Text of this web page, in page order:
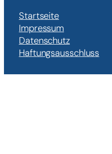
Startseite
Impressum
Datenschutz
Haftungsausschluss